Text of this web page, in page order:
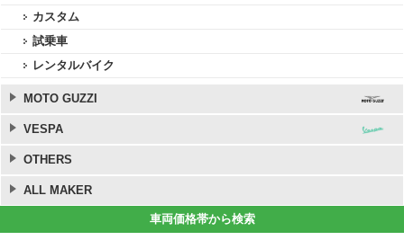
カスタム
試乗車
レンタルバイク
MOTO GUZZI
VESPA
OTHERS
ALL MAKER
車両価格帯から検索